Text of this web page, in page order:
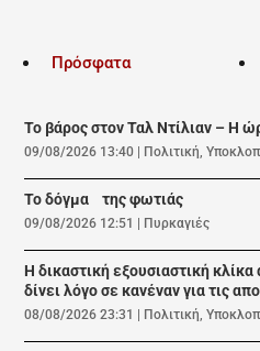
Πρόσφατα
Το βάρος στον Ταλ Ντίλιαν – Η
09/08/2026 13:40 | Πολιτική ,
Το δόγμα της φωτιάς
09/08/2026 12:51 | Πυρκαγιές
Η δικαστική εξουσιαστική
δίνει λόγο σε κανέναν για τις
08/08/2026 23:31 | Πολιτική ,